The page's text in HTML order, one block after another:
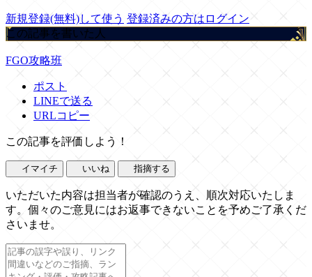
新規登録(無料)して使う 登録済みの方はログイン
この記事を書いた人
FGO攻略班
ポスト
LINEで送る
URLコピー
この記事を評価しよう！
イマイチ いいね 指摘する
いただいた内容は担当者が確認のうえ、順次対応いたしま
す。個々のご意見にはお返事できないことを予めご了承くだ
さいませ。